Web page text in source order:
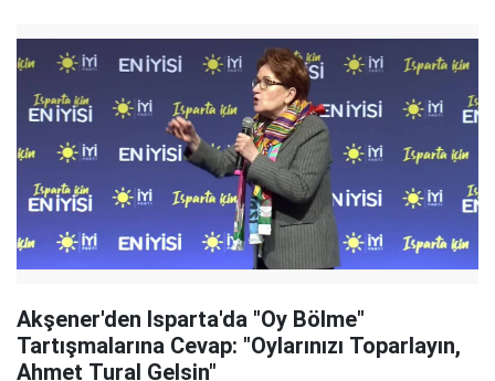
Akşener'den Isparta'da "Oy Bölme"
Tartışmalarına Cevap: "Oylarınızı Toparlayın,
Ahmet Tural Gelsin"